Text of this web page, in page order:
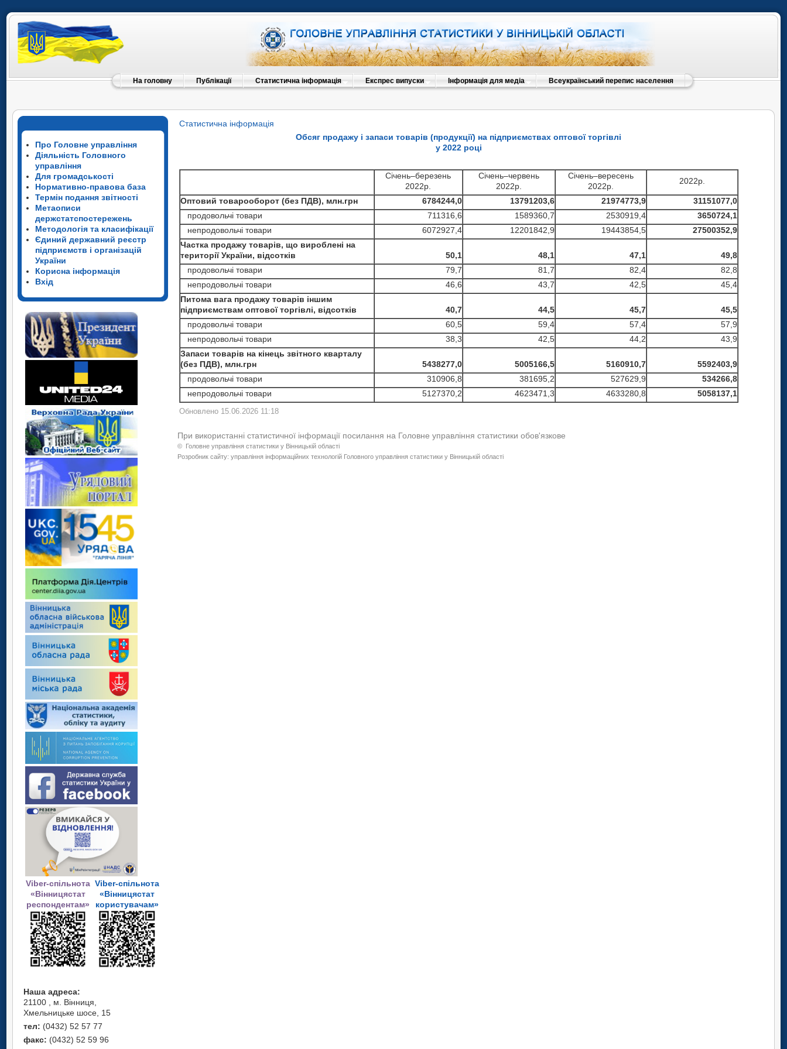
На головну Публікації Статистична інформація Експрес випуски Інформація для медіа Всеукраїнський перепис населення
Про Головне управління
Діяльність Головного
управління
Для громадськості
Нормативно-правова база
Термін подання звітності
Метаописи
держстатспостережень
Методологія та класифікації
Єдиний державний реєстр
підприємств і організацій
України
Корисна інформація
Вхід
Viber-спільнота
«Вінницястат
респондентам»
Viber-спільнота
«Вінницястат
користувачам»
Наша адреса:
21100 , м. Вінниця,
Хмельницьке шосе, 15
тел: (0432) 52 57 77
факс: (0432) 52 59 96
Статистична інформація
Обсяг продажу і запаси товарів (продукції) на підприємствах оптової торгівлі
у 2022 році
Січень–березень
2022р.
Січень–червень
2022р.
Січень–вересень
2022р.
2022р.
Оптовий товарооборот (без ПДВ), млн.грн 6784244,0 13791203,6 21974773,9
31151077,0
продовольчі товари
711316,6 1589360,7 2530919,4
3650724,1
непродовольчі товари
6072927,4 12201842,9 19443854,5
27500352,9
Частка продажу товарів, що вироблені на
території України, відсотків
50,1 48,1 47,1
49,8
продовольчі товари
79,7 81,7 82,4
82,8
непродовольчі товари
46,6 43,7 42,5
45,4
Питома вага продажу товарів іншим
підприємствам оптової торгівлі, відсотків
40,7 44,5 45,7
45,5
продовольчі товари
60,5 59,4 57,4
57,9
непродовольчі товари
38,3 42,5 44,2
43,9
Запаси товарів на кінець звітного кварталу
(без ПДВ), млн.грн
5438277,0 5005166,5 5160910,7
5592403,9
продовольчі товари
310906,8 381695,2 527629,9
534266,8
непродовольчі товари
5127370,2 4623471,3 4633280,8 5058137,1
Обновлено 15.06.2026 11:18
При використанні статистичної інформації посилання на Головне управління статистики обов'язкове
© Головне управління статистики у Вінницькій області
Розробник сайту: управління інформаційних технологій Головного управління статистики у Вінницькій області